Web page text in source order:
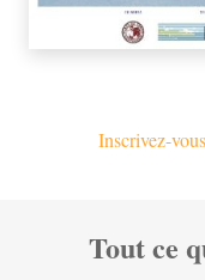
Inscrivez-
Tout ce